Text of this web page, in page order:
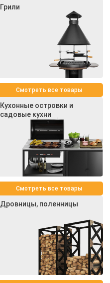
Грили
Смотреть все товары
Кухонные островки и
садовые кухни
Смотреть все товары
Дровницы, поленницы